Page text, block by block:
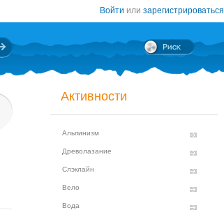
Войти или зарегистрироваться
Активности
Альпинизм
Древолазание
Слэклайн
Вело
Вода